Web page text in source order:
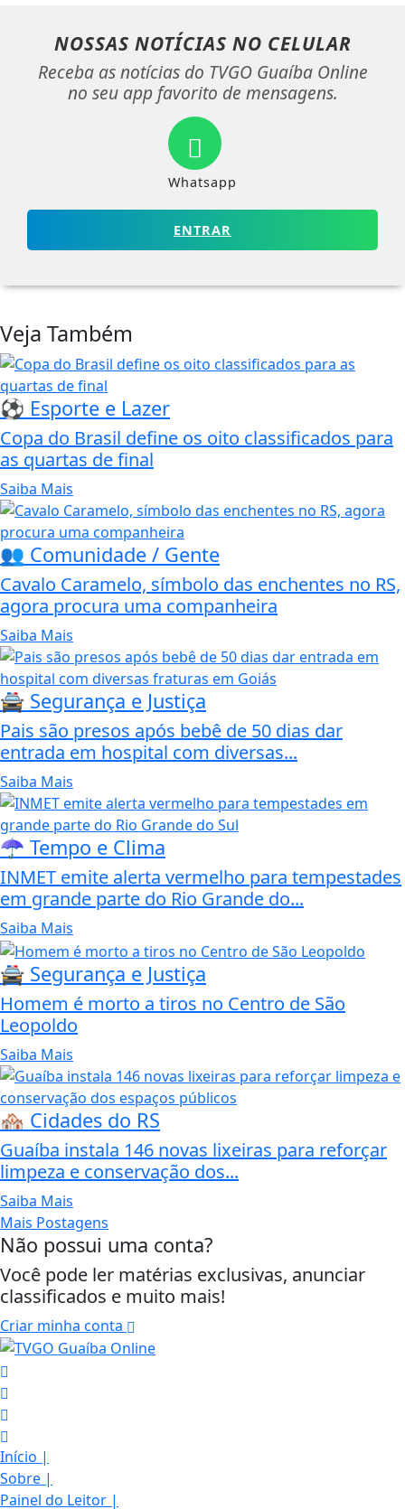
NOSSAS NOTÍCIAS NO CELULAR
Receba as notícias do TVGO Guaíba Online
no seu app favorito de mensagens.
Whatsapp
ENTRAR
Veja Também
⚽ Esporte e Lazer
Copa do Brasil define os oito classificados para
as quartas de final
Saiba Mais
👥 Comunidade / Gente
Cavalo Caramelo, símbolo das enchentes no RS,
agora procura uma companheira
Saiba Mais
🚔 Segurança e Justiça
Pais são presos após bebê de 50 dias dar
entrada em hospital com diversas...
Saiba Mais
☂️ Tempo e Clima
INMET emite alerta vermelho para tempestades
em grande parte do Rio Grande do...
Saiba Mais
🚔 Segurança e Justiça
Homem é morto a tiros no Centro de São
Leopoldo
Saiba Mais
🏘️ Cidades do RS
Guaíba instala 146 novas lixeiras para reforçar
limpeza e conservação dos...
Saiba Mais
Mais Postagens
Não possui uma conta?
Você pode ler matérias exclusivas, anunciar
classificados e muito mais!
Criar minha conta
Início |
Sobre |
Painel do Leitor |